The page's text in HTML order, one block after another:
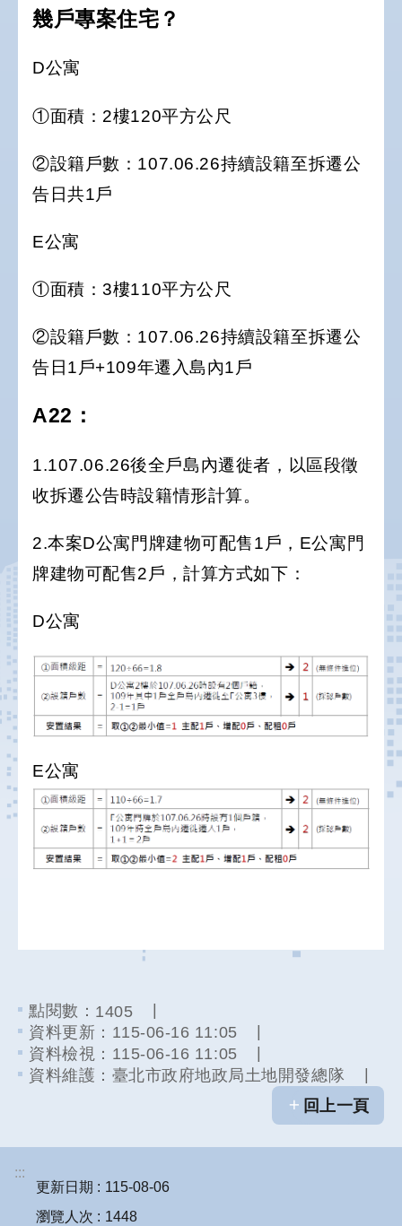
幾戶專案住宅？
D公寓
①面積：2樓120平方公尺
②設籍戶數：107.06.26持續設籍至拆遷公
告日共1戶
E公寓
①面積：3樓110平方公尺
②設籍戶數：107.06.26持續設籍至拆遷公
告日1戶+109年遷入島內1戶
A22：
1.107.06.26後全戶島內遷徙者，以區段徵
收拆遷公告時設籍情形計算。
2.本案D公寓門牌建物可配售1戶，E公寓門
牌建物可配售2戶，計算方式如下：
D公寓
E公寓
點閱數： 1405
資料更新： 115-06-16 11:05
資料檢視： 115-06-16 11:05
資料維護： 臺北市政府地政局土地開發總隊
回上一頁
:::
更新日期
115-08-06
瀏覽人次
1448